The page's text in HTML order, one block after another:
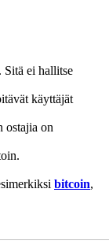
ei hallitse
käyttäjät
ostajia on
bitcoin,